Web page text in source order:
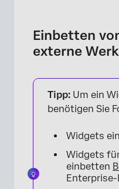
Einbetten
externe
Tipp: Um ein
benötigen Sie
Widgets
Widgets
einbetten